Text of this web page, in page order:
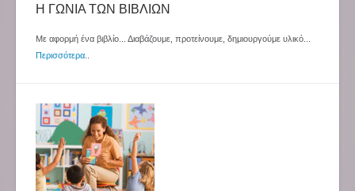
Η ΓΩΝΙΑ ΤΩΝ ΒΙΒΛΙΩΝ
Με αφορμή ένα βιβλίο... Διαβάζουμε, προτείνουμε, δημιουργούμε υλικό...
Περισσότερα